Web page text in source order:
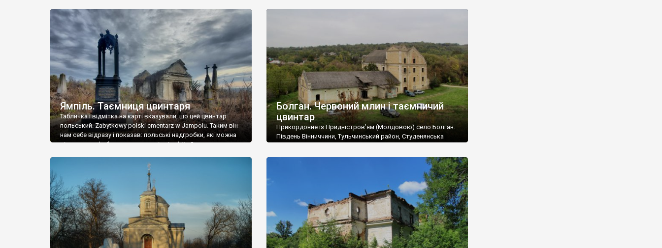
бруньками, кози ті бруньки обгризають, бо то улюблений
делікатес. На цвинтарі у Голубечому ціла колекція
різноманітних форм хрестів. Село відносно невелике, […]
Ямпіль. Таємниця цвинтаря
Табличка і відмітка на карті вказували, що цей цвинтар
польський. Zabytkowy polski cmentarz w Jampolu. Таким він
нам себе відразу і показав: польські надгробки, які можна
віднести до фабричних, польські епітафії… Загалом цвинтар
виявилося більше семи гектарів. Перше враження про
абсолютну звичайність польського цвинтаря виявилося
оманливим – […]
Болган. Червоний млин і таємничий
цвинтар
Прикордонне із Придністров’ям (Молдовою) село Болган.
Південь Вінниччини, Тульчинський район, Студенянська
старовинний цвинтар із кам’яними хрестами. Всі епітафії, які
збереглися, написані кирилицею, церковнослов’янською
мовою. За всіма традиційними ознаками – цвинтар
український. Хрести датуються 19 століттям. У 1924-1940
роках Болган […]